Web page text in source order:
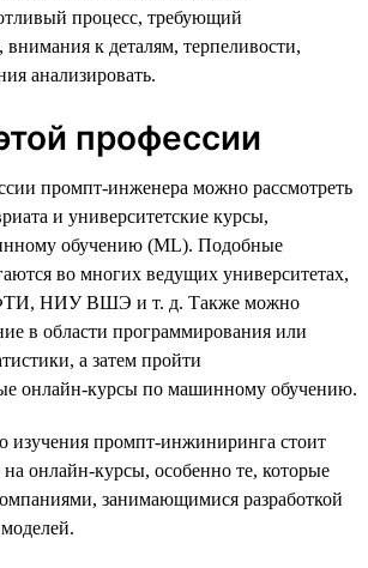
процесс, требующий
внимания к деталям, терпеливости,
анализировать.
профессии
промпт-инженера можно рассмотреть
и университетские курсы,
обучению (ML). Подобные
во многих ведущих университетах,
НИУ ВШЭ и т. д. Также можно
в области программирования или
а затем пройти
онлайн-курсы по машинному обучению.
изучения промпт-инжиниринга стоит
онлайн-курсы, особенно те, которые
занимающимися разработкой